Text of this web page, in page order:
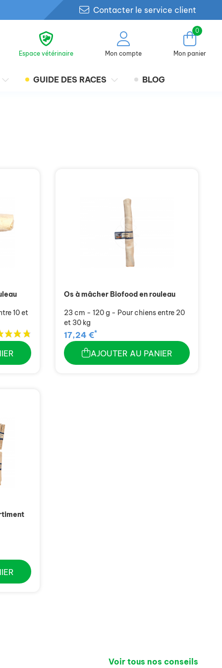
Contacter le service client
Espace vétérinaire Mon compte
0
Mon panier
GUIDE DES RACES BLOG
10 et
Os à mâcher Biofood en rouleau
23 cm - 120 g - Pour chiens entre 20
et 30 kg
17,24 €*
AJOUTER AU PANIER
Voir tous nos conseils